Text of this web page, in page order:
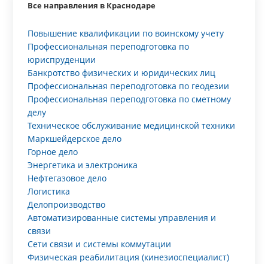
Все направления в Краснодаре
Повышение квалификации по воинскому учету
Профессиональная переподготовка по
юриспруденции
Банкротство физических и юридических лиц
Профессиональная переподготовка по геодезии
Профессиональная переподготовка по сметному
делу
Техническое обслуживание медицинской техники
Маркшейдерское дело
Горное дело
Энергетика и электроника
Нефтегазовое дело
Логистика
Делопроизводство
Автоматизированные системы управления и
связи
Сети связи и системы коммутации
Физическая реабилитация (кинезиоспециалист)